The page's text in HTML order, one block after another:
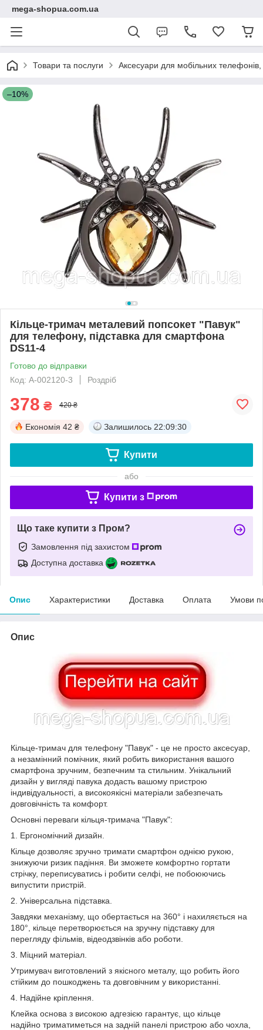
mega-shopua.com.ua
Товари та послуги Аксесуари для мобільних телефонів,
–10%
Кільце-тримач металевий попсокет "Павук"
для телефону, підставка для смартфона
DS11-4
Готово до відправки
Код: A-002120-3
Роздріб
378 ₴ 420 ₴
Економія 42 ₴ Залишилось 22:09:30
Купити
або
Купити з
Що таке купити з Пром?
Замовлення під захистом
Доступна доставка
Опис Характеристики Доставка Оплата Умови
Опис
Кільце-тримач для телефону "Павук" - це не просто аксесуар,
а незамінний помічник, який робить використання вашого
смартфона зручним, безпечним та стильним. Унікальний
дизайн у вигляді павука додасть вашому пристрою
індивідуальності, а високоякісні матеріали забезпечать
довговічність та комфорт.
Основні переваги кільця-тримача "Павук":
1. Ергономічний дизайн.
Кільце дозволяє зручно тримати смартфон однією рукою,
знижуючи ризик падіння. Ви зможете комфортно гортати
стрічку, переписуватись і робити селфі, не побоюючись
випустити пристрій.
2. Універсальна підставка.
Завдяки механізму, що обертається на 360° і нахиляється на
180°, кільце перетворюється на зручну підставку для
перегляду фільмів, відеодзвінків або роботи.
3. Міцний матеріал.
Утримувач виготовлений з якісного металу, що робить його
стійким до пошкоджень та довговічним у використанні.
4. Надійне кріплення.
Клейка основа з високою адгезією гарантує, що кільце
надійно триматиметься на задній панелі пристрою або чохла,